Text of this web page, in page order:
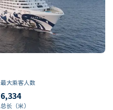
最大乘客人数
6,334
总长（米）